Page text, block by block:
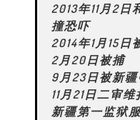
2013年11月2
撞恐吓
2014年1月15日
2月20日被捕
9月23日被新
11月21日二审
新疆第一监狱